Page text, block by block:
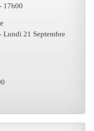
17h00
Lundi 21 Septembre